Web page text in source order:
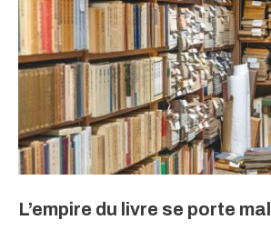
L’empire du livre se porte mal